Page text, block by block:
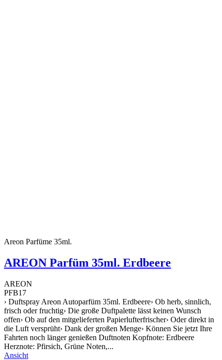
Areon Parfüme 35ml.
AREON Parfüm 35ml. Erdbeere
AREON
PFB17
› Duftspray Areon Autoparfüm 35ml. Erdbeere› Ob herb, sinnlich,
frisch oder fruchtig› Die große Duftpalette lässt keinen Wunsch
offen› Ob auf den mitgelieferten Papierlufterfrischer› Oder direkt in
die Luft versprüht› Dank der großen Menge› Können Sie jetzt Ihre
Fahrten noch länger genießen Duftnoten Kopfnote: Erdbeere
Herznote: Pfirsich, Grüne Noten,...
Ansicht